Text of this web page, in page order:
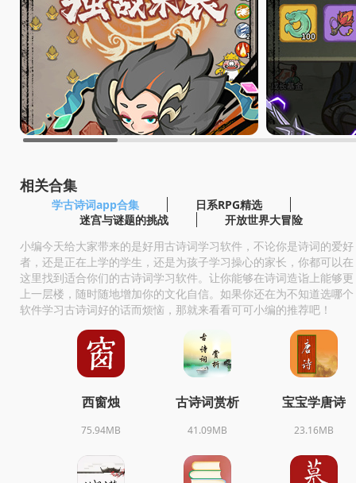
相关合集
学古诗词app合集
日系RPG精选
迷宫与谜题的挑战
开放世界大冒险
小编今天给大家带来的是好用古诗词学习软件，不论你是诗词的爱好
者，还是正在上学的学生，还是为孩子学习操心的家长，你都可以在
这里找到适合你们的古诗词学习软件。让你能够在诗词造诣上能够更
上一层楼，随时随地增加你的文化自信。如果你还在为不知道选哪个
软件学习古诗词好的话而烦恼，那就来看看可可小编的推荐吧！
西窗烛
75.94MB
古诗词赏析
41.09MB
宝宝学唐诗
23.16MB